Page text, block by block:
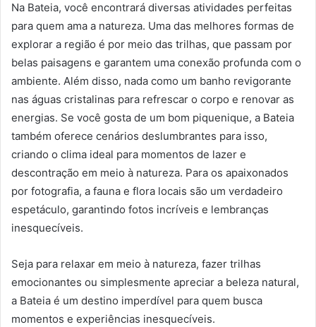
Na Bateia, você encontrará diversas atividades perfeitas
para quem ama a natureza. Uma das melhores formas de
explorar a região é por meio das trilhas, que passam por
belas paisagens e garantem uma conexão profunda com o
ambiente. Além disso, nada como um banho revigorante
nas águas cristalinas para refrescar o corpo e renovar as
energias. Se você gosta de um bom piquenique, a Bateia
também oferece cenários deslumbrantes para isso,
criando o clima ideal para momentos de lazer e
descontração em meio à natureza. Para os apaixonados
por fotografia, a fauna e flora locais são um verdadeiro
espetáculo, garantindo fotos incríveis e lembranças
inesquecíveis.
Seja para relaxar em meio à natureza, fazer trilhas
emocionantes ou simplesmente apreciar a beleza natural,
a Bateia é um destino imperdível para quem busca
momentos e experiências inesquecíveis.